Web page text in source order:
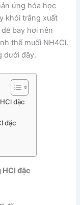
ứng hóa học
khói trắng xuất
bay hơi nên
thể muối NH4Cl.
dưới đây.
đặc
đặc
đặc